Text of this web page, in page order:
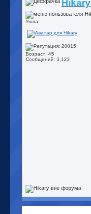
Hikary
Ушла
Возраст: 45
Сообщений: 3,123